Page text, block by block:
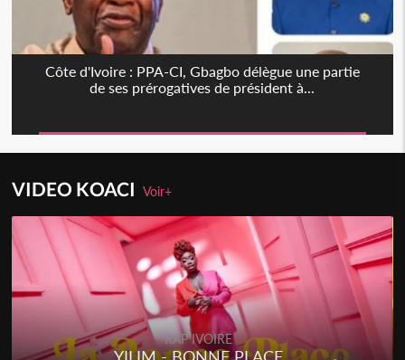
Côte d'Ivoire : PPA-CI, Gbagbo délègue une partie
de ses prérogatives de président à...
VIDEO KOACIVoir+
RAP IVOIRE